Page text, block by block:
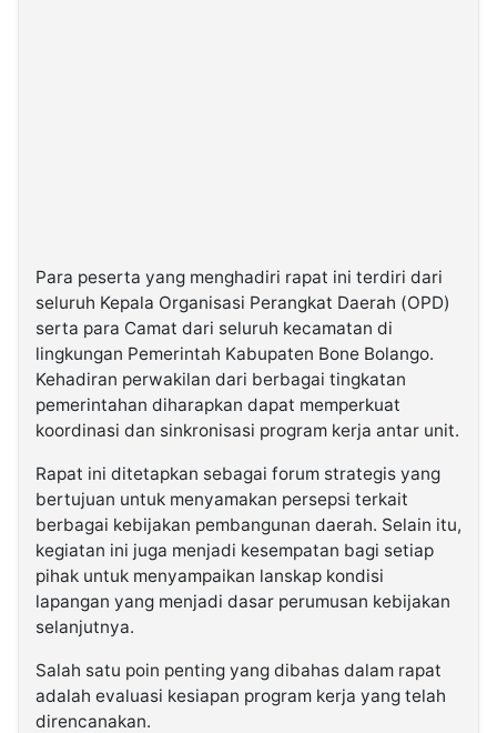
Para peserta yang menghadiri rapat ini terdiri dari
seluruh Kepala Organisasi Perangkat Daerah (OPD)
serta para Camat dari seluruh kecamatan di
lingkungan Pemerintah Kabupaten Bone Bolango.
Kehadiran perwakilan dari berbagai tingkatan
pemerintahan diharapkan dapat memperkuat
koordinasi dan sinkronisasi program kerja antar unit.
Rapat ini ditetapkan sebagai forum strategis yang
bertujuan untuk menyamakan persepsi terkait
berbagai kebijakan pembangunan daerah. Selain itu,
kegiatan ini juga menjadi kesempatan bagi setiap
pihak untuk menyampaikan lanskap kondisi
lapangan yang menjadi dasar perumusan kebijakan
selanjutnya.
Salah satu poin penting yang dibahas dalam rapat
adalah evaluasi kesiapan program kerja yang telah
direncanakan.